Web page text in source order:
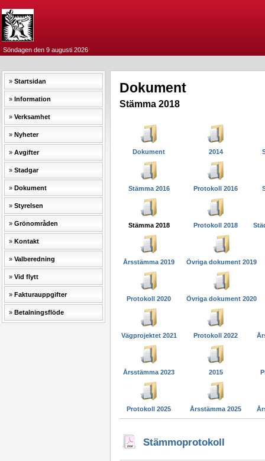
Söndagen den 9 augusti 2026
Startsidan
Information
Verksamhet
Nyheter
Avgifter
Stadgar
Dokument
Styrelsen
Grönområden
Kontakt
Valberedning
Vid flytt
Fakturauppgifter
Betalningsflöde
Dokument
Stämma 2018
Dokument 2014
Stämma 2016 Protokoll 2016
Stämma 2018 Protokoll 2018
Årsstämma 2019 Övriga dokument 2019
Protokoll 2020 Övriga dokument 2020
Vägprojektet 2021 Protokoll 2022
Årsstämma 2023 2015
Protokoll 2025 Årsstämma 2025
Stämmoprotokoll